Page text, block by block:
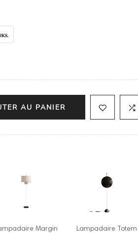
AU PANIER
Dawn Floor Lampadaire AD Floor